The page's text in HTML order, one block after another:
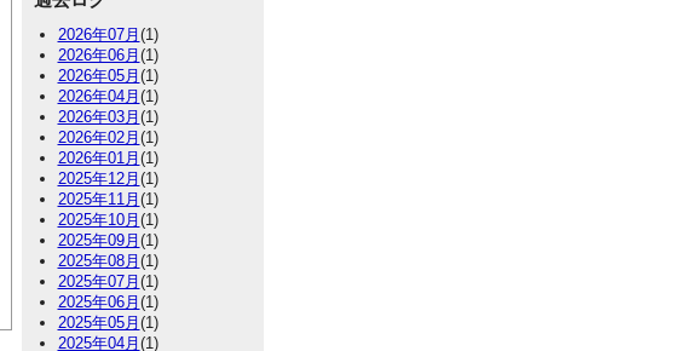
2026年07月(1)
2026年06月(1)
2026年05月(1)
2026年04月(1)
2026年03月(1)
2026年02月(1)
2026年01月(1)
2025年12月(1)
2025年11月(1)
2025年10月(1)
2025年09月(1)
2025年08月(1)
2025年07月(1)
2025年06月(1)
2025年05月(1)
2025年04月(1)